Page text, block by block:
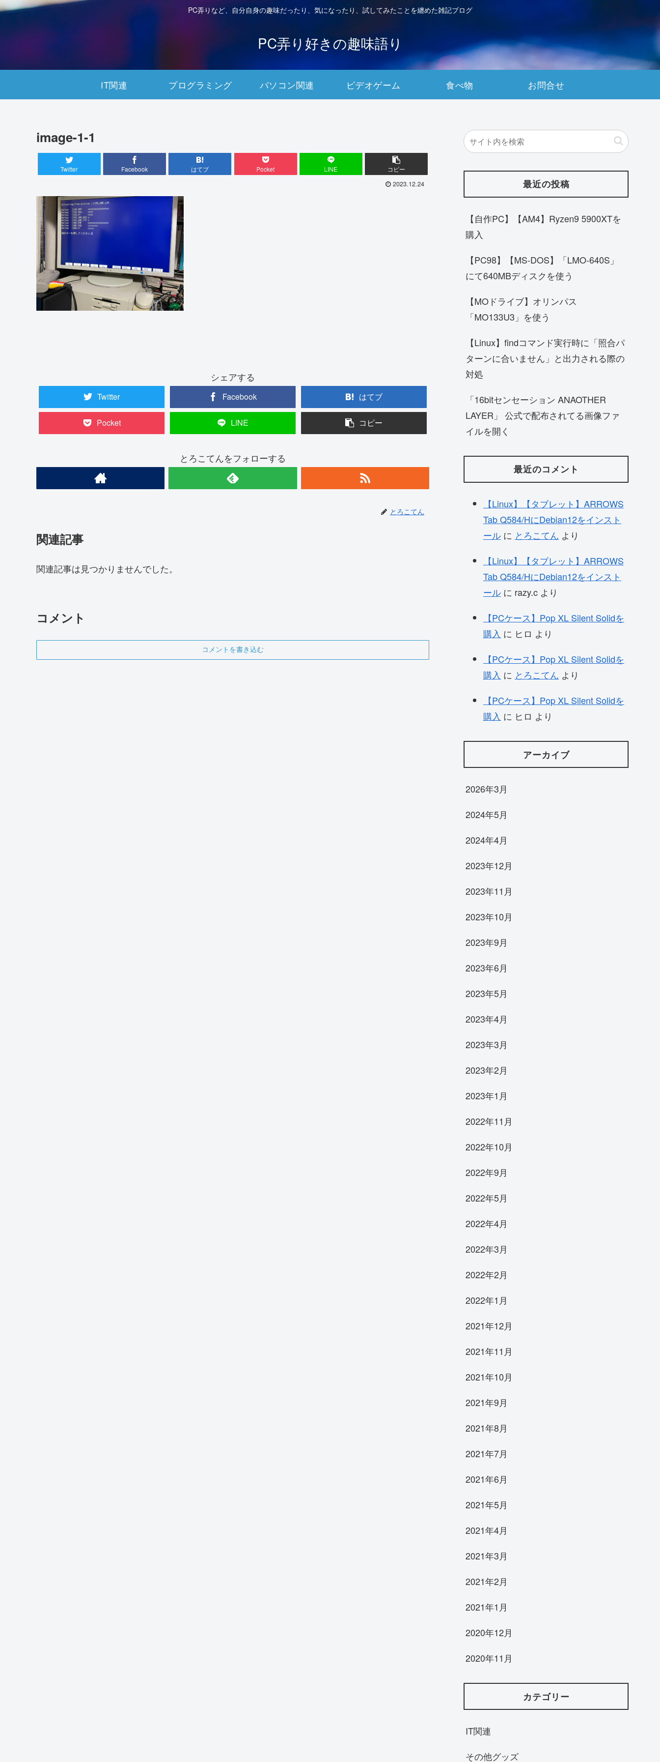
PC弄りなど、自分自身の趣味だったり、気になったり、試してみたことを纏めた雑記ブログ
PC弄り好きの趣味語り
IT関連 プログラミング パソコン関連 ビデオゲーム 食べ物 お問合せ
image-1-1
Twitter Facebook はてブ Pocket LINE コピー
2023.12.24
シェアする
Twitter Facebook はてブ
Pocket LINE コピー
とろこてんをフォローする
とろこてん
関連記事
関連記事は見つかりませんでした。
コメント
コメントを書き込む
最近の投稿
【自作PC】【AM4】Ryzen9 5900XTを
購入
【PC98】【MS-DOS】「LMO-640S」
にて640MBディスクを使う
【MOドライブ】オリンパス
「MO133U3」を使う
【Linux】findコマンド実行時に「照合パ
ターンに合いません」と出力される際の
対処
「16bitセンセーション ANAOTHER
LAYER」 公式で配布されてる画像ファ
イルを開く
最近のコメント
【Linux】【タブレット】ARROWS
Tab Q584/HにDebian12をインスト
ール に とろこてん より
【Linux】【タブレット】ARROWS
Tab Q584/HにDebian12をインスト
ール に razy.c より
【PCケース】Pop XL Silent Solidを
購入 に ヒロ より
【PCケース】Pop XL Silent Solidを
購入 に とろこてん より
【PCケース】Pop XL Silent Solidを
購入 に ヒロ より
アーカイブ
2026年3月
2024年5月
2024年4月
2023年12月
2023年11月
2023年10月
2023年9月
2023年6月
2023年5月
2023年4月
2023年3月
2023年2月
2023年1月
2022年11月
2022年10月
2022年9月
2022年5月
2022年4月
2022年3月
2022年2月
2022年1月
2021年12月
2021年11月
2021年10月
2021年9月
2021年8月
2021年7月
2021年6月
2021年5月
2021年4月
2021年3月
2021年2月
2021年1月
2020年12月
2020年11月
カテゴリー
IT関連
その他グッズ